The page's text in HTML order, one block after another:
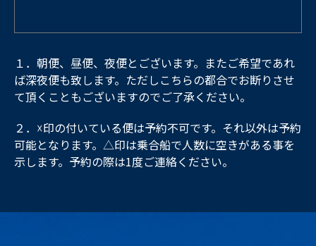
１．朝便、昼便、夜便とございます。またご希望であれ
ば深夜便も致します。ただしこちらの都合でお断りさせ
て頂くこともございますのでご了承ください。
２．☓印の付いている便は予約不可です。それ以外は予約
可能となります。△印は乗合船で人数に空きがある事を
示します。予約の際は1度ご連絡ください。